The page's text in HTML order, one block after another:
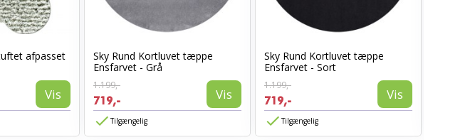
afpasset
Vis
Sky Rund Kortluvet tæppe
Ensfarvet - Grå
1.199,-
719,- Vis
Tilgængelig
Sky Rund Kortluvet tæppe
Ensfarvet - Sort
1.199,-
719,- Vis
Tilgængelig